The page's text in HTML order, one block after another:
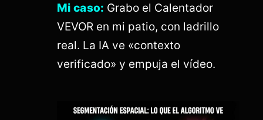
Mi caso: Grabo el Calentador
VEVOR en mi patio, con ladrillo
real. La IA ve «contexto
verificado» y empuja el vídeo.